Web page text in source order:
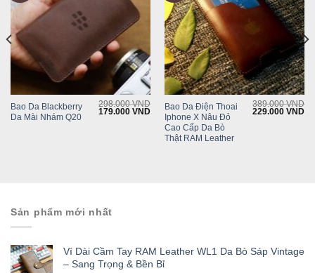
Bao Da Blackberry
Da Mài Nhám Q20
298.000VND
Original
179.000VNDCurrent
price
179.000 VND.
Bao Da Điện Thoai
Iphone X Nâu Đỏ
Cao Cấp Da Bò
Thật RAM Leather
389.000VND
Original
229.000VND
Sản phẩm mới nhất
Ví Dài Cầm Tay RAM Leather WL1 Da Bò Sáp Vintage
– Sang Trọng & Bền Bỉ